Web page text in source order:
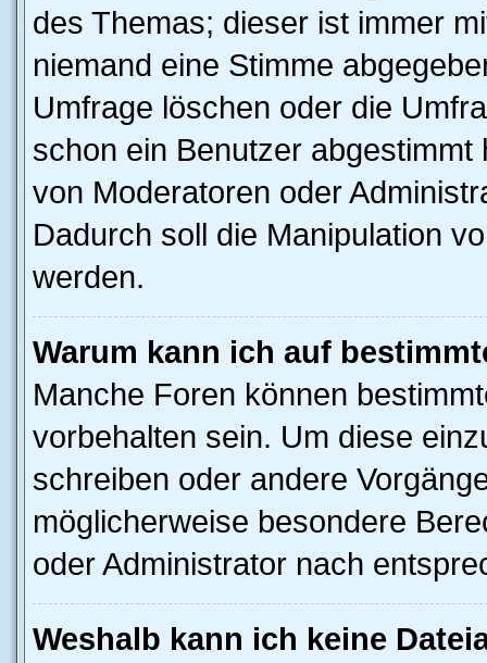
des Themas; dieser ist immer
niemand eine Stimme
Umfrage löschen oder die
schon ein Benutzer
von Moderatoren oder
Dadurch soll die Manipulation
werden.
Warum kann ich auf
Manche Foren können
vorbehalten sein. Um diese
schreiben oder andere
möglicherweise besondere
oder Administrator nach
Weshalb kann ich keine